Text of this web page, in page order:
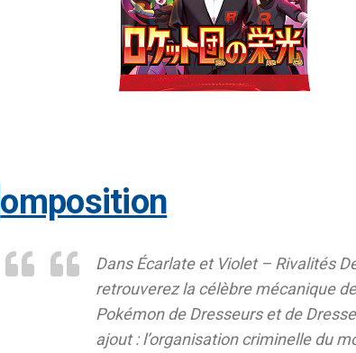
Composition
Dans Écarlate et Violet – Rivalités
retrouverez la célèbre mécanique
Pokémon de Dresseurs et de
ajout : l’organisation criminelle du